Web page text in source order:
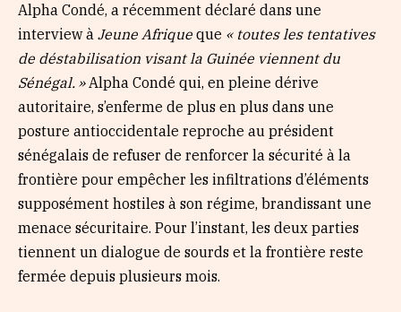
Alpha Condé, a récemment déclaré dans une
interview à Jeune Afrique que « toutes les tentatives
de déstabilisation visant la Guinée viennent du
Sénégal. »Alpha Condé qui, en pleine dérive
autoritaire, s’enferme de plus en plus dans une
posture antioccidentale reproche au président
sénégalais de refuser de renforcer la sécurité à la
frontière pour empêcher les infiltrations d’éléments
supposément hostiles à son régime, brandissant une
menace sécuritaire. Pour l’instant, les deux parties
tiennent un dialogue de sourds et la frontière reste
fermée depuis plusieurs mois.